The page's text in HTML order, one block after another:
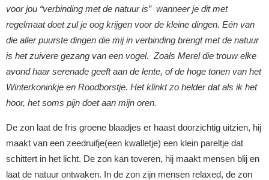
voor jou “verbinding met de natuur is” wanneer je dit met
regelmaat doet zul je oog krijgen voor de kleine dingen. Eén van
die aller puurste dingen die mij in verbinding brengt met de natuur
is het zuivere gezang van een vogel. Zoals Merel die trouw elke
avond haar serenade geeft aan de lente, of de hoge tonen van het
Winterkoninkje en Roodborstje. Het klinkt zo helder dat als ik het
hoor, het soms pijn doet aan mijn oren.
De zon laat de fris groene blaadjes er haast doorzichtig uitzien, hij
maakt van een zeedruifje(een kwalletje) een klein pareltje dat
schittert in het licht. De zon kan toveren, hij maakt mensen blij en
laat de natuur ontwaken. In de zon zijn mensen relaxed, de zon